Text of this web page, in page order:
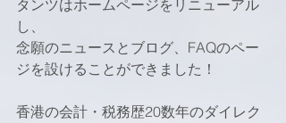
タンツはホームページをリニューアル
し、
念願のニュースとブログ、FAQのペー
ジを設けることができました！
香港の会計・税務歴20数年のダイレク